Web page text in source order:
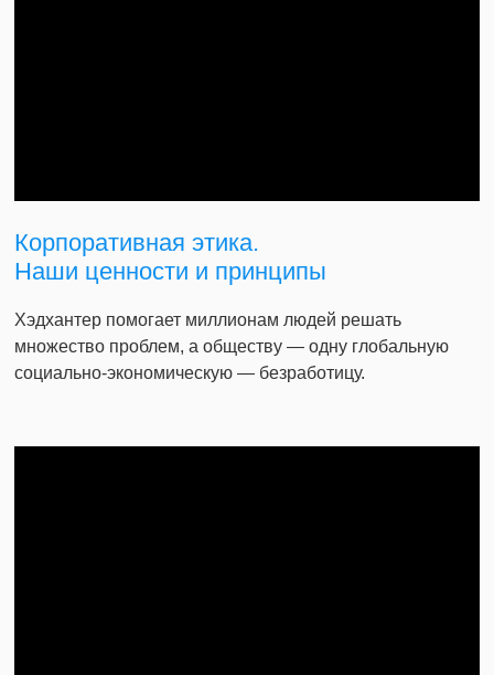
Корпоративная этика.
Наши ценности и принципы
Хэдхантер помогает миллионам людей решать
множество проблем, а обществу — одну глобальную
социально-экономическую — безработицу.